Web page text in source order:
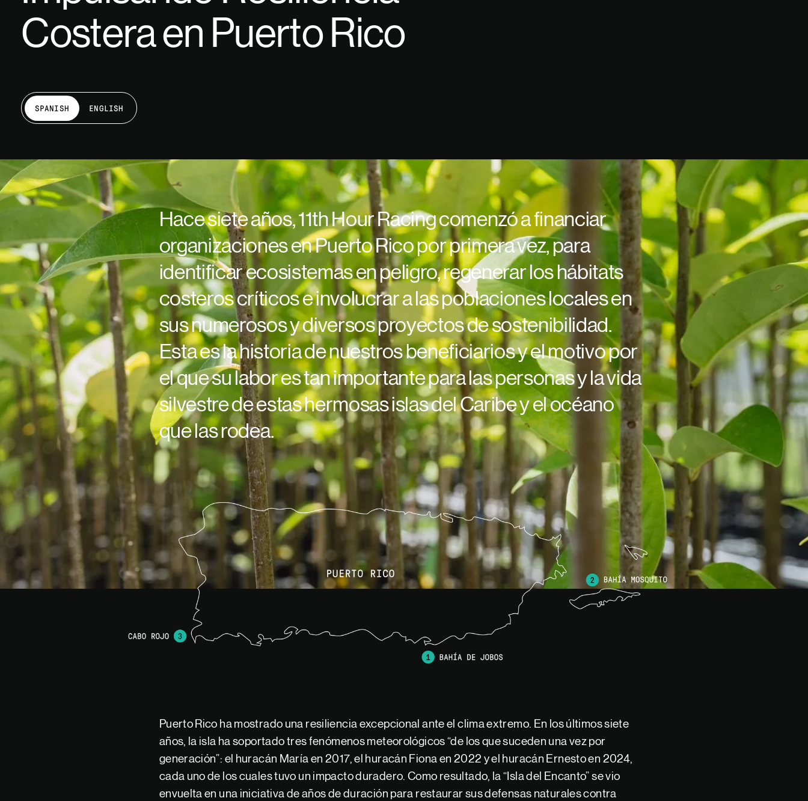
Costera en Puerto Rico
SPANISH ENGLISH
Hace siete años, 11th Hour Racing comenzó a financiar
organizaciones en Puerto Rico por primera vez, para
identificar ecosistemas en peligro, regenerar los hábitats
costeros críticos e involucrar a las poblaciones locales en
sus numerosos y diversos proyectos de sostenibilidad.
Esta es la historia de nuestros beneficiarios y el motivo por
el que su labor es tan importante para las personas y la vida
silvestre de estas hermosas islas del Caribe y el océano
que las rodea.
Puerto Rico ha mostrado una resiliencia excepcional ante el clima extremo. En los últimos siete
años, la isla ha soportado tres fenómenos meteorológicos “de los que suceden una vez por
generación”: el huracán María en 2017, el huracán Fiona en 2022 y el huracán Ernesto en 2024,
cada uno de los cuales tuvo un impacto duradero. Como resultado, la “Isla del Encanto” se vio
envuelta en una iniciativa de años de duración para restaurar sus defensas naturales contra